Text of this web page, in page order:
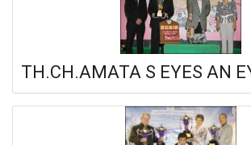
TH.CH.AMATA S EYES AN